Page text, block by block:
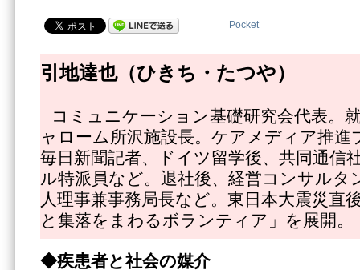
Pocket
引地達也（ひきち・たつや）
コミュニケーション基礎研究会代表。
ャローム所沢施設長。ケアメディア推進
毎日新聞記者、ドイツ留学後、共同通信
ル特派員など。退社後、経営コンサルタ
人理事兼事務局長など。東日本大震災直
と集落をまわるボランティア」を展開。
◆疾患者と社会の媒介